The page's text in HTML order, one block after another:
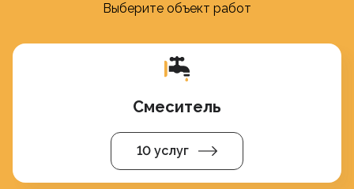
Выберите объект работ
Смеситель
10 услуг